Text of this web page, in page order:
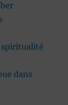
spiritualité
dans